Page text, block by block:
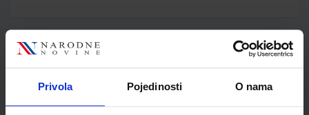
Privola Pojedinosti O nama
Detalji proizvoda